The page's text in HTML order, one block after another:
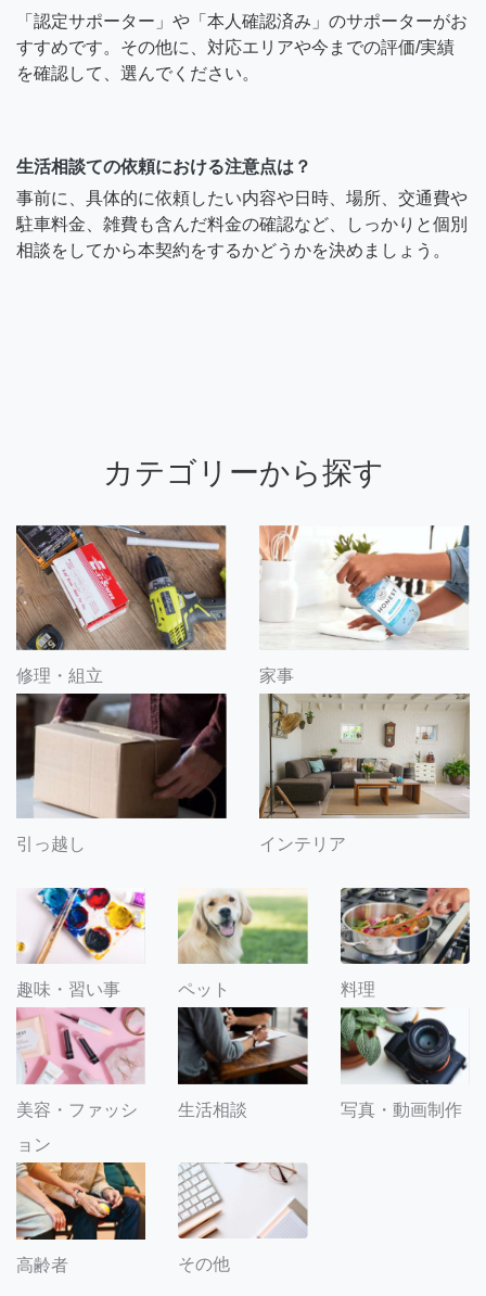
「認定サポーター」や「本人確認済み」のサポーターがお
すすめです。その他に、対応エリアや今までの評価/実績
を確認して、選んでください。
生活相談ての依頼における注意点は？
事前に、具体的に依頼したい内容や日時、場所、交通費や
駐車料金、雑費も含んだ料金の確認など、しっかりと個別
相談をしてから本契約をするかどうかを決めましょう。
カテゴリーから探す
修理・組立 家事
引っ越し インテリア
趣味・習い事 ペット 料理
美容・ファッシ
ョン
生活相談 写真・動画制作
高齢者 その他